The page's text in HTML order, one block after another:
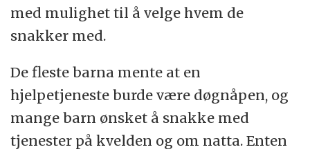
med mulighet til å velge hvem de
snakker med.
De fleste barna mente at en
hjelpetjeneste burde være døgnåpen, og
mange barn ønsket å snakke med
tjenester på kvelden og om natta. Enten